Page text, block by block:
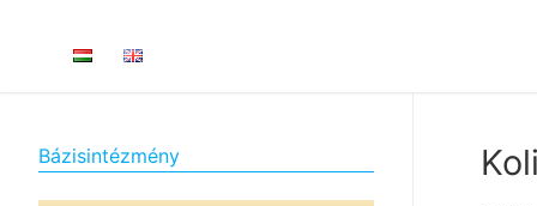
Bázisintézmény